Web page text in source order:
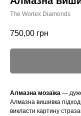
The Wortex Diamonds
750,00 грн
Алмазна мозаїка —
Алмазна вишивка
викласти картину